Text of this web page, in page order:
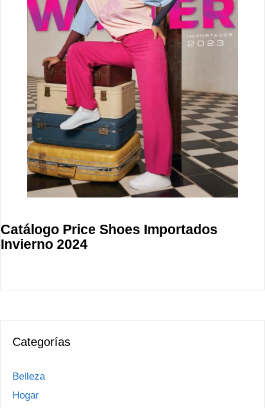
Catálogo Price Shoes Importados
Invierno 2024
Categorías
Belleza
Hogar